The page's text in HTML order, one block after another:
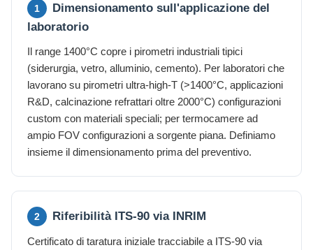
1
Dimensionamento sull'applicazione del
laboratorio
Il range 1400°C copre i pirometri industriali tipici
(siderurgia, vetro, alluminio, cemento). Per laboratori che
lavorano su pirometri ultra-high-T (>1400°C, applicazioni
R&D, calcinazione refrattari oltre 2000°C) configurazioni
custom con materiali speciali; per termocamere ad
ampio FOV configurazioni a sorgente piana. Definiamo
insieme il dimensionamento prima del preventivo.
2 Riferibilità ITS-90 via INRIM
Certificato di taratura iniziale tracciabile a ITS-90 via